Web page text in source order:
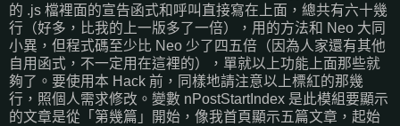
的 .js 檔裡面的宣告函式和呼叫直接寫在上面，總共有六十幾
行（好多，比我的上一版多了一倍），用的方法和 Neo 大同
小異，但程式碼至少比 Neo 少了四五倍（因為人家還有其他
自用函式，不一定用在這裡的），單就以上功能上面那些就
夠了。要使用本 Hack 前，同樣地請注意以上標紅的那幾
行，照個人需求修改。變數 nPostStartIndex 是此模組要顯示
的文章是從「第幾篇」開始，像我首頁顯示五篇文章，起始